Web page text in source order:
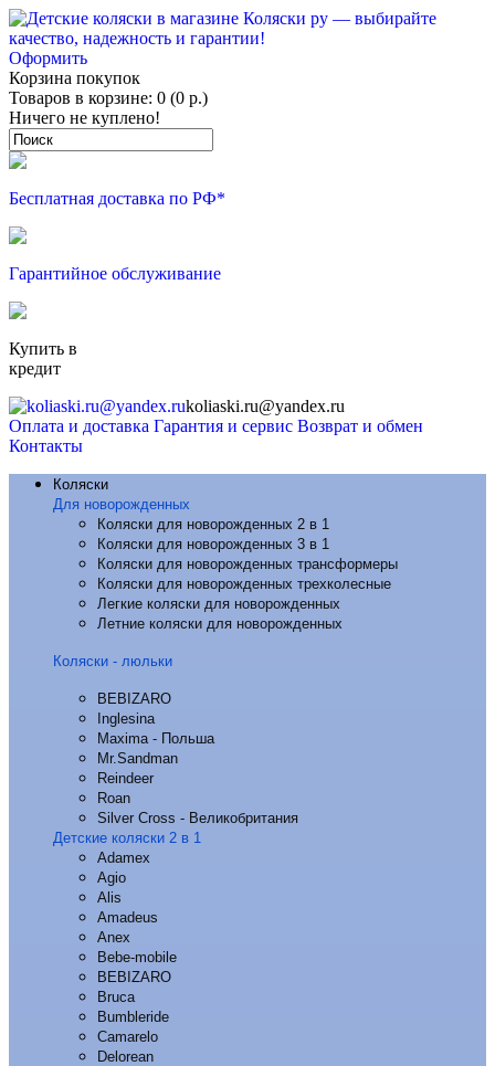
Оформить
Корзина покупок
Товаров в корзине: 0 (0 р.)
Ничего не куплено!
Бесплатная доставка по РФ*
Гарантийное обслуживание
Купить в
кредит
koliaski.ru@yandex.ru
Оплата и доставка Гарантия и сервис Возврат и обмен
Контакты
Коляски
Для новорожденных
Коляски для новорожденных 2 в 1
Коляски для новорожденных 3 в 1
Коляски для новорожденных трансформеры
Коляски для новорожденных трехколесные
Легкие коляски для новорожденных
Летние коляски для новорожденных
Коляски - люльки
BEBIZARO
Inglesina
Maxima - Польша
Mr.Sandman
Reindeer
Roan
Silver Cross - Великобритания
Детские коляски 2 в 1
Adamex
Agio
Alis
Amadeus
Anex
Bebe-mobile
BEBIZARO
Bruca
Bumbleride
Camarelo
Delorean